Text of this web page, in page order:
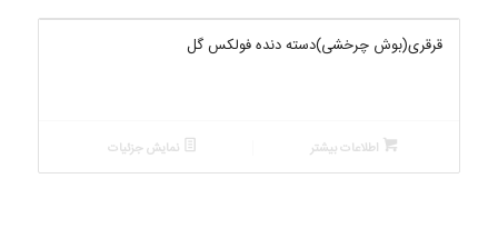
قرقری(بوش چرخشی)دسته دنده فولکس گل
اطلاعات بیشتر نمایش جزئیات